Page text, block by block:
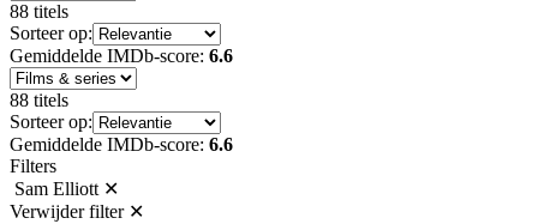
88 titels
Sorteer op:
Gemiddelde IMDb-score: 6.6
88 titels
Sorteer op:
Gemiddelde IMDb-score: 6.6
Filters
Sam Elliott ✕
Verwijder filter ✕